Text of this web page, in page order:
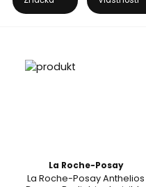
La Roche-Posay
La Roche-Posay Anthelios